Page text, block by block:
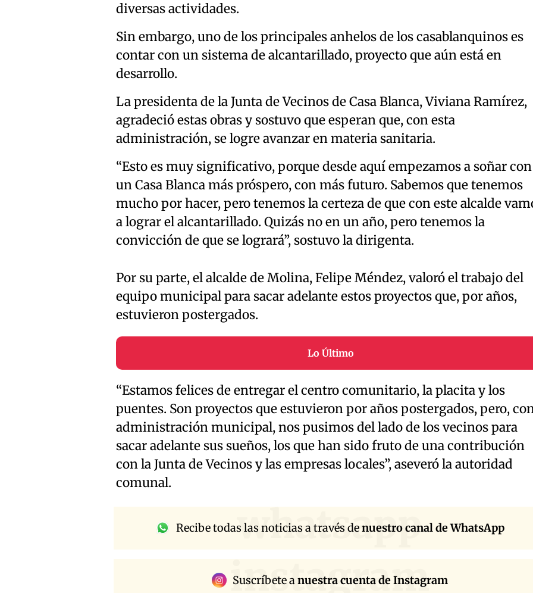
diversas actividades.
Sin embargo, uno de los principales anhelos de los casablanquinos es
contar con un sistema de alcantarillado, proyecto que aún está en
desarrollo.
La presidenta de la Junta de Vecinos de Casa Blanca, Viviana Ramírez,
agradeció estas obras y sostuvo que esperan que, con esta
administración, se logre avanzar en materia sanitaria.
“Esto es muy significativo, porque desde aquí empezamos a soñar con
un Casa Blanca más próspero, con más futuro. Sabemos que tenemos
mucho por hacer, pero tenemos la certeza de que con este alcalde
a lograr el alcantarillado. Quizás no en un año, pero tenemos la
convicción de que se logrará”, sostuvo la dirigenta.
Por su parte, el alcalde de Molina, Felipe Méndez, valoró el trabajo del
equipo municipal para sacar adelante estos proyectos que, por años,
estuvieron postergados.
Lo Último
“Estamos felices de entregar el centro comunitario, la placita y los
puentes. Son proyectos que estuvieron por años postergados, pero,
administración municipal, nos pusimos del lado de los vecinos para
sacar adelante sus sueños, los que han sido fruto de una contribución
con la Junta de Vecinos y las empresas locales”, aseveró la autoridad
comunal.
whatsapp
Recibe todas las noticias a través denuestro canal de WhatsApp
instagram
Suscríbete anuestra cuenta de Instagram